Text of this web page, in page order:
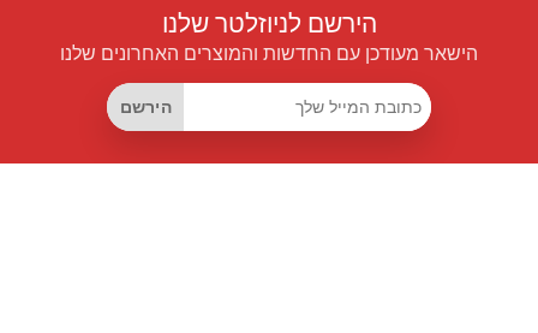
הירשם לניוזלטר שלנו
הישאר מעודכן עם החדשות והמוצרים האחרונים שלנו
הירשם